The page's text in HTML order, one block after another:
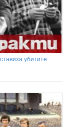
убитите